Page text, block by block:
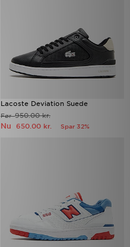
Lacoste Deviation Suede
Før950.00 kr.
Nu 650.00 kr. Spar 32%